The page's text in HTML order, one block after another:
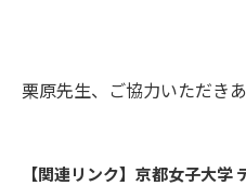
栗原先生、ご協力いただき
【関連リンク】京都女子大